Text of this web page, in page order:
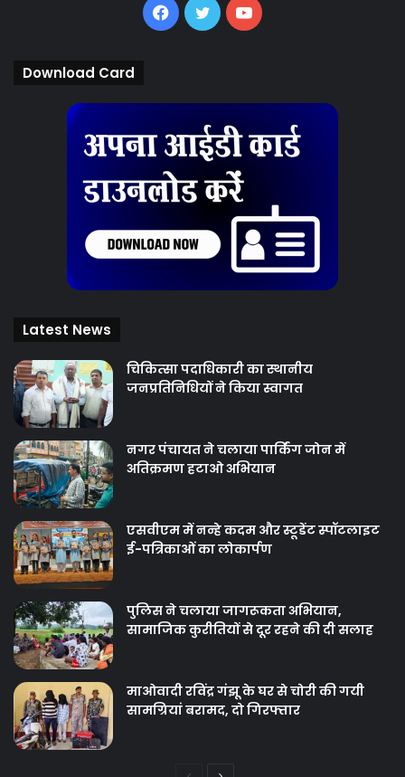
Facebook
TwitterYouTube
Download Card
Latest News
चिकित्‍सा पदाधिकारी का स्थानीय
जनप्रतिनिधियों ने किया स्वागत
नगर पंचायत ने चलाया पार्किंग जोन में
अतिक्रमण हटाओ अभियान
एसवीएम में नन्हे कदम और स्टूडेंट स्पॉटलाइट
ई-पत्रिकाओं का लोकार्पण
पुलिस ने चलाया जागरूकता अभियान,
सामाजिक कुरीतियों से दूर रहने की दी सलाह
माओवादी रविंद्र गंझू के घर से चोरी की गयी
सामग्रियां बरामद, दो गिरफ्तार